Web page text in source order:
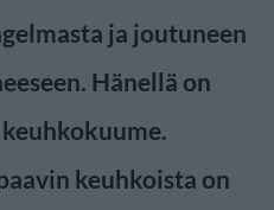
ja joutuneen
Hänellä on
keuhkoista on